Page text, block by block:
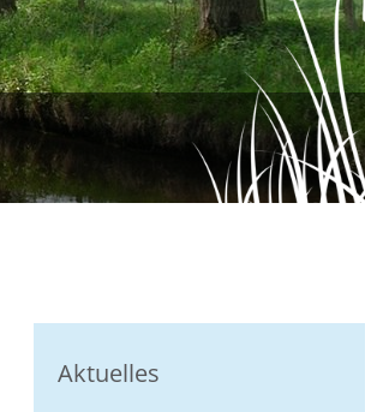
Aktuelles